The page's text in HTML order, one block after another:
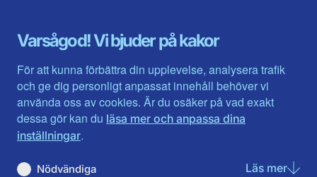
Varsågod! Vi bjuder på kakor
För att kunna förbättra din upplevelse, analysera trafik
och ge dig personligt anpassat innehåll behöver vi
använda oss av cookies. Är du osäker på vad exakt
dessa gör kan du läsa mer och anpassa dina
inställningar.
Nödvändiga Läs merom
Gävleborg
Halland
Jämtlands län
Jönköpings län
Kalmar län
Kronobergs län
Norrbotten
Skåne län
Värmlands län
Västerbotten
Västra Götaland
Västernorrland
Västmanland
Örebro län
Östergötland